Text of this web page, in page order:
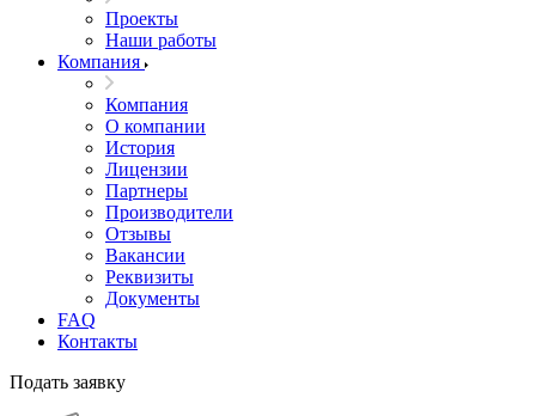
Проекты
Наши работы
Компания
Компания
О компании
История
Лицензии
Партнеры
Производители
Отзывы
Вакансии
Реквизиты
Документы
FAQ
Контакты
Подать заявку